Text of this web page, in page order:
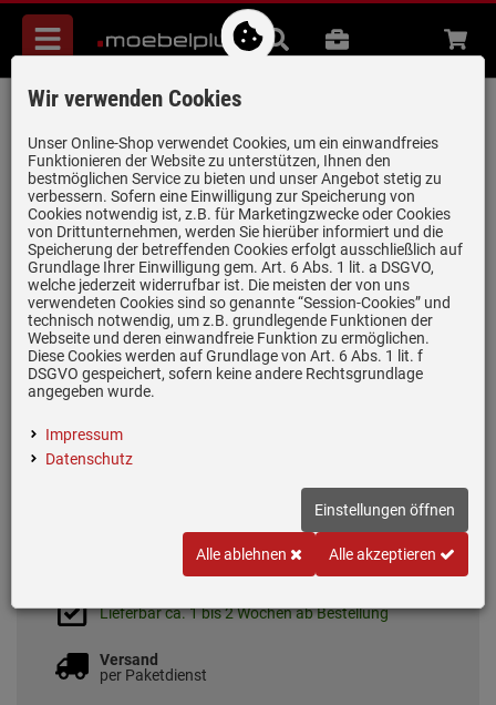
Menü
Suche
B2B Beratung
Siemens HZ392800 80cm
Zwischenboden
Artikel-Nummer:19918432 | Herstellernummer: HZ392800 |
EAN:4242003317747
Einloggen und Bewertung schreiben
€
zzgl. 7.50 EUR Versand
Lieferbar ca. 1 bis 2 Wochen ab Bestellung
Versand
per Paketdienst
Wir verwenden Cookies
Unser Online-Shop verwendet Cookies, um ein einwandfreies
Funktionieren der Website zu unterstützen, Ihnen den
bestmöglichen Service zu bieten und unser Angebot stetig zu
verbessern. Sofern eine Einwilligung zur Speicherung von
Cookies notwendig ist, z.B. für Marketingzwecke oder Cookies
von Drittunternehmen, werden Sie hierüber informiert und die
Speicherung der betreffenden Cookies erfolgt ausschließlich auf
Grundlage Ihrer Einwilligung gem. Art. 6 Abs. 1 lit. a DSGVO,
welche jederzeit widerrufbar ist. Die meisten der von uns
verwendeten Cookies sind so genannte “Session-Cookies” und
technisch notwendig, um z.B. grundlegende Funktionen der
Webseite und deren einwandfreie Funktion zu ermöglichen.
Diese Cookies werden auf Grundlage von Art. 6 Abs. 1 lit. f
DSGVO gespeichert, sofern keine andere Rechtsgrundlage
angegeben wurde.
Impressum
Datenschutz
Einstellungen öffnen
Alle ablehnen Alle akzeptieren